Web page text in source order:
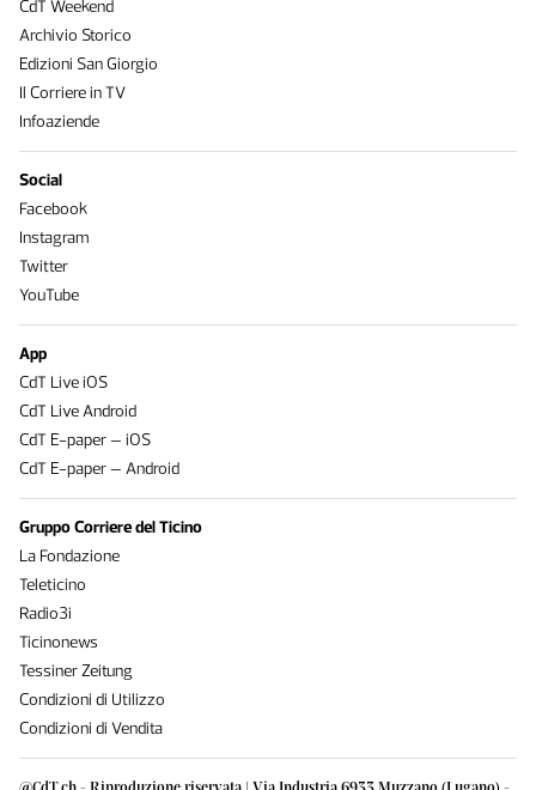
@CdT.ch - Riproduzione riservata | Via Industria 6933 Muzzano (Lugano) -
CdT Weekend
Archivio Storico
Edizioni San Giorgio
Il Corriere in TV
Infoaziende
Social
Facebook
Instagram
Twitter
YouTube
App
CdT Live iOS
CdT Live Android
CdT E-paper – iOS
CdT E-paper – Android
Gruppo Corriere del Ticino
La Fondazione
Teleticino
Radio3i
Ticinonews
Tessiner Zeitung
Condizioni di Utilizzo
Condizioni di Vendita